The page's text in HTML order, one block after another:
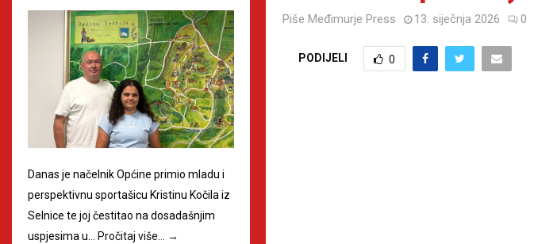
Piše Međimurje Press 13. siječnja 2026 0
PODIJELI 0
Danas je načelnik Općine primio mladu i
perspektivnu sportašicu Kristinu Kočila iz
Selnice te joj čestitao na dosadašnjim
uspjesima u… Pročitaj više… →